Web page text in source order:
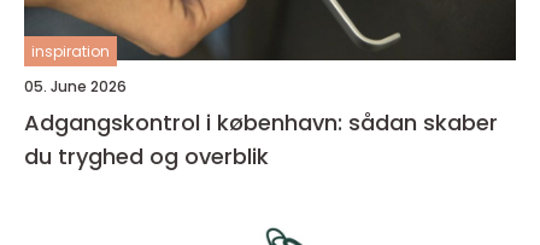
inspiration
05. June 2026
Adgangskontrol i københavn: sådan skaber
du tryghed og overblik